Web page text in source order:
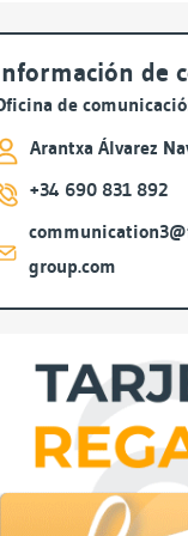
de
de
Arantxa Álvarez
+34 690 831 892
group.com